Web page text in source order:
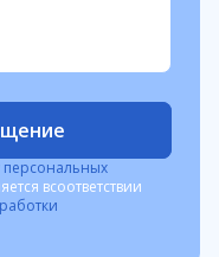
персональных
всоответствии